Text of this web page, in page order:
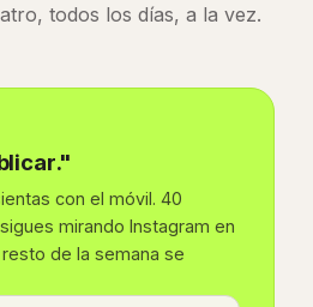
todos los días, a la vez.
con el móvil. 40
mirando Instagram en
de la semana se